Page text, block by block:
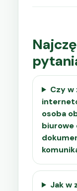
Czy w
osoba
biurowe
Jak w